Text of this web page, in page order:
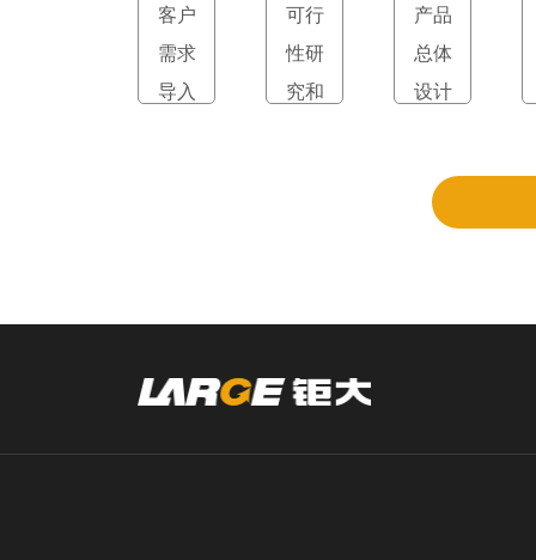
客户
需求
导入
可行
性研
究和
产品
总体
设计